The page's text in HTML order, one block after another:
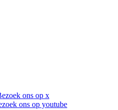
ons op x
ons op youtube